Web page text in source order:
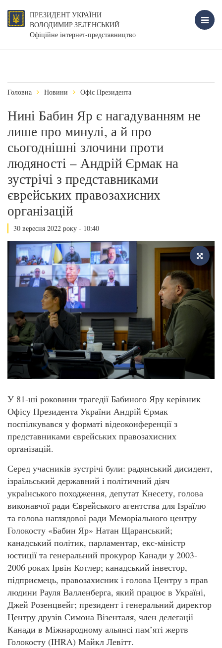
ПРЕЗИДЕНТ УКРАЇНИ
ВОЛОДИМИР ЗЕЛЕНСЬКИЙ
Офіційне інтернет-представництво
Головна Новини Офіс Президента
Нині Бабин Яр є нагадуванням не
лише про минулі, а й про
сьогоднішні злочини проти
людяності – Андрій Єрмак на
зустрічі з представниками
єврейських правозахисних
організацій
30 вересня 2022 року - 10:40
У 81-ші роковини трагедії Бабиного Яру керівник
Офісу Президента України Андрій Єрмак
поспілкувався у форматі відеоконференції з
представниками єврейських правозахисних
організацій.
Серед учасників зустрічі були: радянський дисидент,
ізраїльський державний і політичний діяч
українського походження, депутат Кнесету, голова
виконавчої ради Єврейського агентства для Ізраїлю
та голова наглядової ради Меморіального центру
Голокосту «Бабин Яр» Натан Щаранський;
канадський політик, парламентар, екс-міністр
юстиції та генеральний прокурор Канади у 2003-
2006 роках Ірвін Котлер; канадський інвестор,
підприємець, правозахисник і голова Центру з прав
людини Рауля Валленберга, який працює в Україні,
Джей Розенцвейг; президент і генеральний директор
Центру друзів Симона Візенталя, член делегації
Канади в Міжнародному альянсі пам’яті жертв
Голокосту (IHRA) Майкл Левітт.